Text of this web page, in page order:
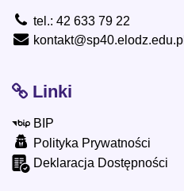
tel.: 42 633 79 22
kontakt@sp40.elodz.edu.pl
Linki
BIP
Polityka Prywatności
Deklaracja Dostępności